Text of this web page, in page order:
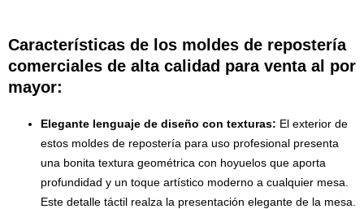
Características de los moldes de repostería
comerciales de alta calidad para venta al por
mayor:
Elegante lenguaje de diseño con texturas: El exterior de
estos moldes de repostería para uso profesional presenta
una bonita textura geométrica con hoyuelos que aporta
profundidad y un toque artístico moderno a cualquier mesa.
Este detalle táctil realza la presentación elegante de la mesa.